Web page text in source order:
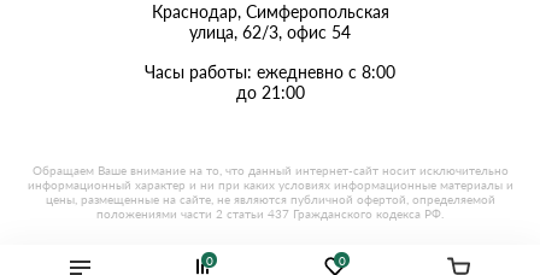
0
0
Краснодар, Симферопольская
улица, 62/3, офис 54
Часы работы: ежедневно с 8:00
до 21:00